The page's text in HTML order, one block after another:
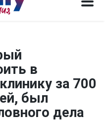
в
за 700
был
дела